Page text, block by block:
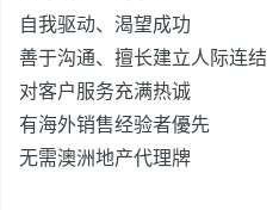
自我驱动、渴望成功
善于沟通、擅长建立人际连结
对客户服务充满热诚
有海外销售经验者優先
无需澳洲地产代理牌